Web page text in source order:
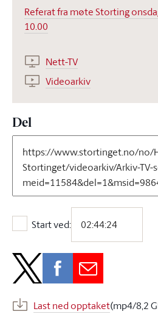
Referat fra møte Storting
10.00
Nett-TV
Videoarkiv
Del
Start ved:
Start ved:
Last ned opptaket(mp4/8,2